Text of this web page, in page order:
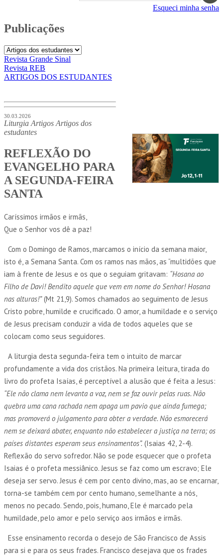
Esqueci minha senha
Publicações
Revista Grande Sinal
Revista REB
ARTIGOS DOS ESTUDANTES
30.03.2026
Liturgia Artigos Artigos dos
estudantes
REFLEXÃO DO
EVANGELHO PARA
A SEGUNDA-FEIRA
SANTA
Caríssimos irmãos e irmãs,
Que o Senhor vos dê a paz!
Com o Domingo de Ramos, marcamos o início da semana maior,
isto é, a Semana Santa. Com os ramos nas mãos, as “multidões que
iam à frente de Jesus e os que o seguiam gritavam: “Hosana ao
Filho de Davi! Bendito aquele que vem em nome do Senhor! Hosana
nas alturas!”(Mt 21,9). Somos chamados ao seguimento de Jesus
Cristo pobre, humilde e crucificado. O amor, a humildade e o serviço
de Jesus precisam conduzir a vida de todos aqueles que se
colocam como seus seguidores.
A liturgia desta segunda-feira tem o intuito de marcar
profundamente a vida dos cristãos. Na primeira leitura, tirada do
livro do profeta Isaías, é perceptível a alusão que é feita a Jesus:
“Ele não clama nem levanta a voz, nem se faz ouvir pelas ruas. Não
quebra uma cana rachada nem apaga um pavio que ainda fumega;
mas promoverá o julgamento para obter a verdade. Não esmorecerá
nem se deixará abater, enquanto não estabelecer a justiça na terra; os
países distantes esperam seus ensinamentos”. (Isaias 42, 2-4).
Reflexão do servo sofredor. Não se pode esquecer que o profeta
Isaias é o profeta messiânico. Jesus se faz como um escravo; Ele
deseja ser servo. Jesus é cem por cento divino, mas, ao se encarnar,
torna-se também cem por cento humano, semelhante a nós,
menos no pecado. Sendo, pois, humano, Ele é marcado pela
humildade, pelo amor e pelo serviço aos irmãos e irmãs.
Esse ensinamento recorda o desejo de São Francisco de Assis
para si e para os seus frades. Francisco desejava que os frades